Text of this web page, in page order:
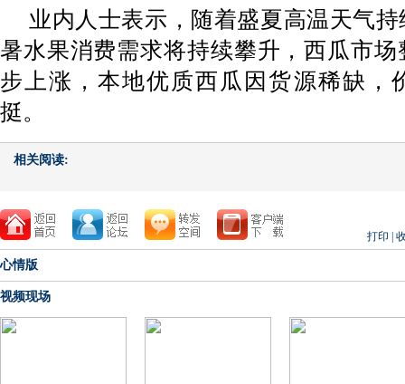
业内人士表示，随着盛夏高温天气
暑水果消费需求将持续攀升，西瓜市
步上涨，本地优质西瓜因货源稀缺，
挺。
相关阅读:
打印
心情版
视频现场